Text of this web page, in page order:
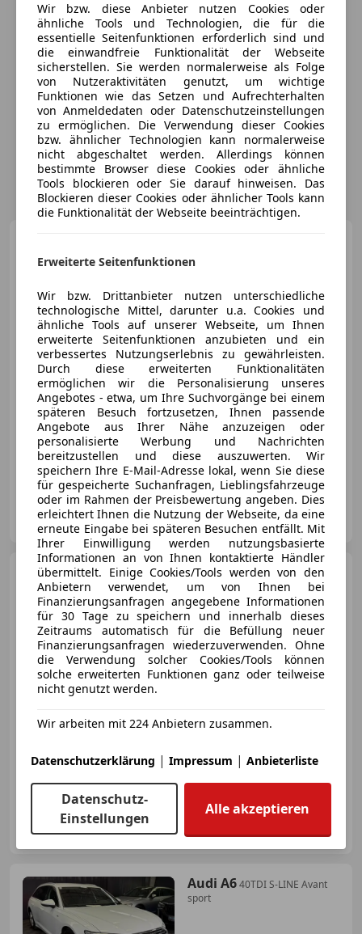
€ 37 995 1
07/2021 40 000 km
Elektro/Benzin
220 kW (299 PS)
Gebrauchtwagenzentrum Tirol
AT-6134 Vomp
Audi A640TDI Quattro
Sportpaket ACC HUD Softclose
Top!!!
€ 39 995 1
03/2022 50 000 km Diesel
150 kW (204 PS)
Gebrauchtwagenzentrum Tirol
AT-6134 Vomp
Audi A640TDI S-LINE Avant
sport
Wir bzw. diese Anbieter nutzen Cookies oder
ähnliche Tools und Technologien, die für die
essentielle Seitenfunktionen erforderlich sind und
die einwandfreie Funktionalität der Webseite
sicherstellen. Sie werden normalerweise als Folge
von Nutzeraktivitäten genutzt, um wichtige
Funktionen wie das Setzen und Aufrechterhalten
von Anmeldedaten oder Datenschutzeinstellungen
zu ermöglichen. Die Verwendung dieser Cookies
bzw. ähnlicher Technologien kann normalerweise
nicht abgeschaltet werden. Allerdings können
bestimmte Browser diese Cookies oder ähnliche
Tools blockieren oder Sie darauf hinweisen. Das
Blockieren dieser Cookies oder ähnlicher Tools kann
die Funktionalität der Webseite beeinträchtigen.
Erweiterte Seitenfunktionen
Wir bzw. Drittanbieter nutzen unterschiedliche
technologische Mittel, darunter u.a. Cookies und
ähnliche Tools auf unserer Webseite, um Ihnen
erweiterte Seitenfunktionen anzubieten und ein
verbessertes Nutzungserlebnis zu gewährleisten.
Durch diese erweiterten Funktionalitäten
ermöglichen wir die Personalisierung unseres
Angebotes - etwa, um Ihre Suchvorgänge bei einem
späteren Besuch fortzusetzen, Ihnen passende
Angebote aus Ihrer Nähe anzuzeigen oder
personalisierte Werbung und Nachrichten
bereitzustellen und diese auszuwerten. Wir
speichern Ihre E-Mail-Adresse lokal, wenn Sie diese
für gespeicherte Suchanfragen, Lieblingsfahrzeuge
oder im Rahmen der Preisbewertung angeben. Dies
erleichtert Ihnen die Nutzung der Webseite, da eine
erneute Eingabe bei späteren Besuchen entfällt. Mit
Ihrer Einwilligung werden nutzungsbasierte
Informationen an von Ihnen kontaktierte Händler
übermittelt. Einige Cookies/Tools werden von den
Anbietern verwendet, um von Ihnen bei
Finanzierungsanfragen angegebene Informationen
für 30 Tage zu speichern und innerhalb dieses
Zeitraums automatisch für die Befüllung neuer
Finanzierungsanfragen wiederzuverwenden. Ohne
die Verwendung solcher Cookies/Tools können
solche erweiterten Funktionen ganz oder teilweise
nicht genutzt werden.
Wir arbeiten mit 224 Anbietern zusammen.
Datenschutzerklärung | Impressum | Anbieterliste
Datenschutz-
Einstellungen
Alle akzeptieren